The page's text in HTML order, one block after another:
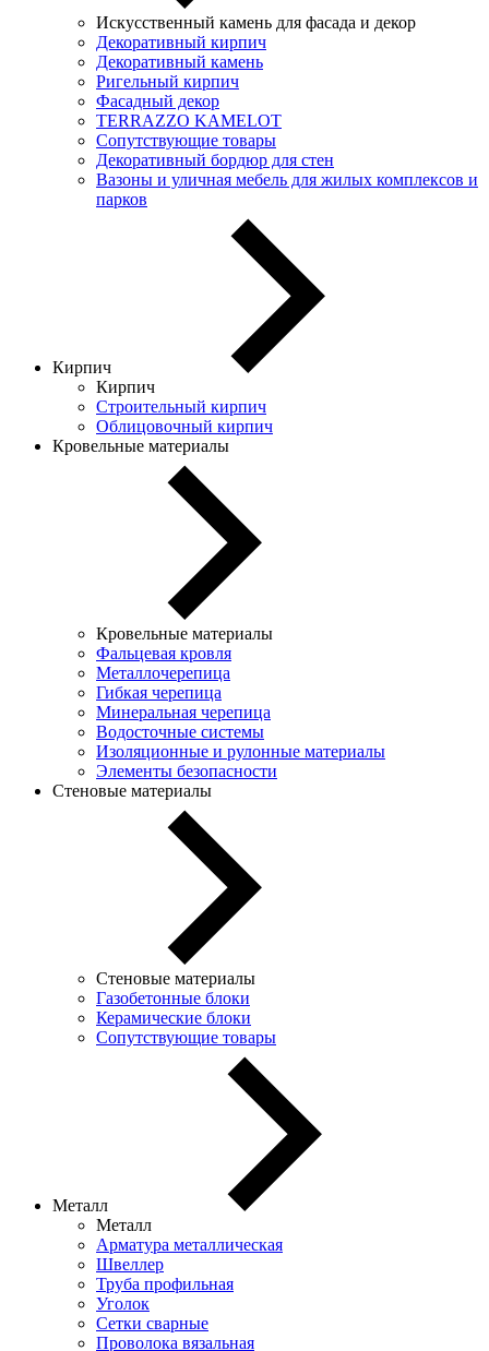
Искусственный камень для фасада и декор
Декоративный кирпич
Декоративный камень
Ригельный кирпич
Фасадный декор
TERRAZZO KAMELOT
Сопутствующие товары
Декоративный бордюр для стен
Вазоны и уличная мебель для жилых комплексов и
парков
Кирпич
Кирпич
Строительный кирпич
Облицовочный кирпич
Кровельные материалы
Кровельные материалы
Фальцевая кровля
Металлочерепица
Гибкая черепица
Минеральная черепица
Водосточные системы
Изоляционные и рулонные материалы
Элементы безопасности
Стеновые материалы
Стеновые материалы
Газобетонные блоки
Керамические блоки
Сопутствующие товары
Металл
Металл
Арматура металлическая
Швеллер
Труба профильная
Уголок
Сетки сварные
Проволока вязальная